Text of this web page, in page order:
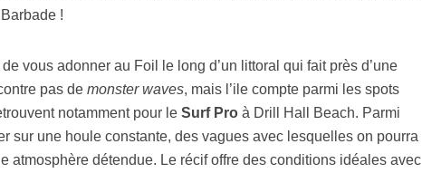
!
vous adonner au Foil le long d’un littoral qui fait près d’une
pas de monster waves, mais l’ile compte parmi les spots
notamment pour le Surf Proà Drill Hall Beach. Parmi
sur une houle constante, des vagues avec lesquelles on pourra
atmosphère détendue. Le récif offre des conditions idéales avec